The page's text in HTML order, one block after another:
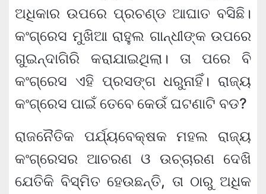
ଅଧିକାର ଉପରେ ପ୍ରଚଣ୍ଡ ଆଘାତ ବସିଛି।
କଂଗ୍ରେସ ମୁଖିଆ ରାହୁଲ ଗାନ୍ଧୀଙ୍କ ଉପରେ
ଗୁଇନ୍ଦାଗିରି କରାଯାଇଥିଲା। ତା ପରେ ବି
କଂଗ୍ରେସ ଏହି ପ୍ରସଙ୍ଗ ଧରୁନାହିଁ। ରାଜ୍ୟ
କଂଗ୍ରେସ ପାଇଁ ତେବେ କେଉଁ ଘଟଣାଟି ବଡ?
ରାଜନୈତିକ ପର୍ଯ୍ୟବେକ୍ଷକ ମହଲ ରାଜ୍ୟ
କଂଗ୍ରେସର ଆଚରଣ ଓ ଉଚ୍ଚାରଣ ଦେଖି
ଯେତିକି ବିସ୍ମିତ ହେଉଛନ୍ତି, ତା ଠାରୁ ଅଧିକ